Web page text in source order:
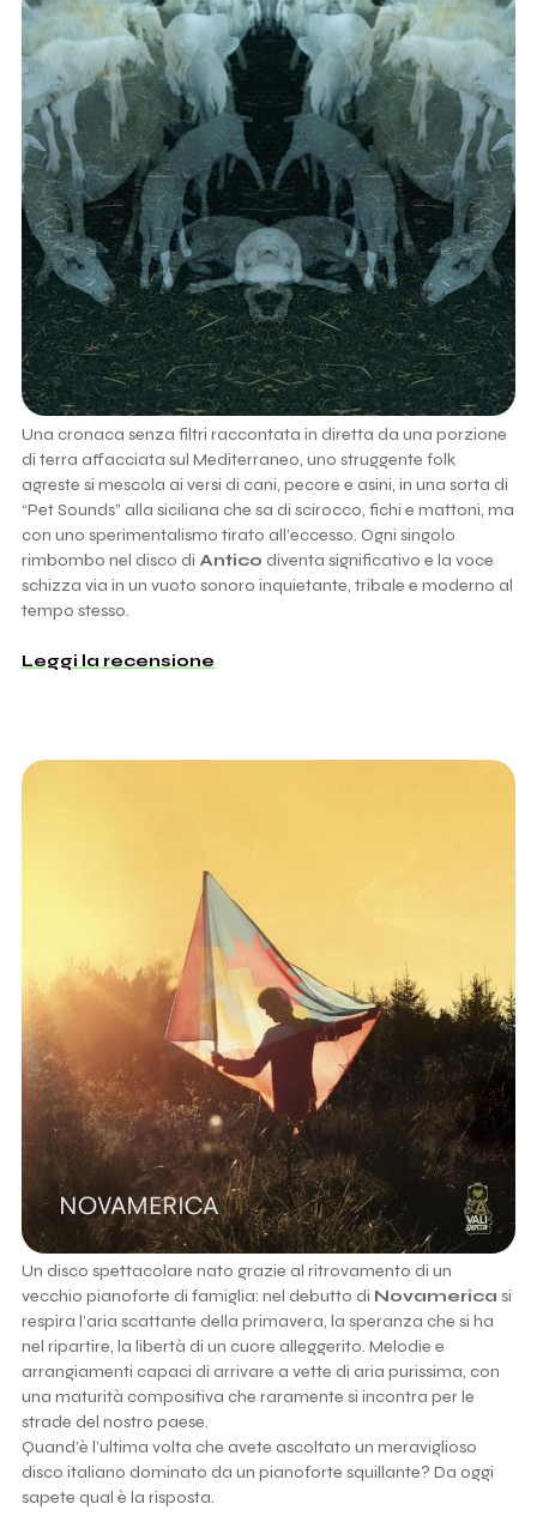
Una cronaca senza filtri raccontata in diretta da una porzione
di terra affacciata sul Mediterraneo, uno struggente folk
agreste si mescola ai versi di cani, pecore e asini, in una sorta di
“Pet Sounds” alla siciliana che sa di scirocco, fichi e mattoni, ma
con uno sperimentalismo tirato all’eccesso. Ogni singolo
rimbombo nel disco di Antico diventa significativo e la voce
schizza via in un vuoto sonoro inquietante, tribale e moderno al
tempo stesso.
Leggi la recensione
Un disco spettacolare nato grazie al ritrovamento di un
vecchio pianoforte di famiglia: nel debutto di Novamerica si
respira l’aria scattante della primavera, la speranza che si ha
nel ripartire, la libertà di un cuore alleggerito. Melodie e
arrangiamenti capaci di arrivare a vette di aria purissima, con
una maturità compositiva che raramente si incontra per le
strade del nostro paese.
Quand’è l’ultima volta che avete ascoltato un meraviglioso
disco italiano dominato da un pianoforte squillante? Da oggi
sapete qual è la risposta.